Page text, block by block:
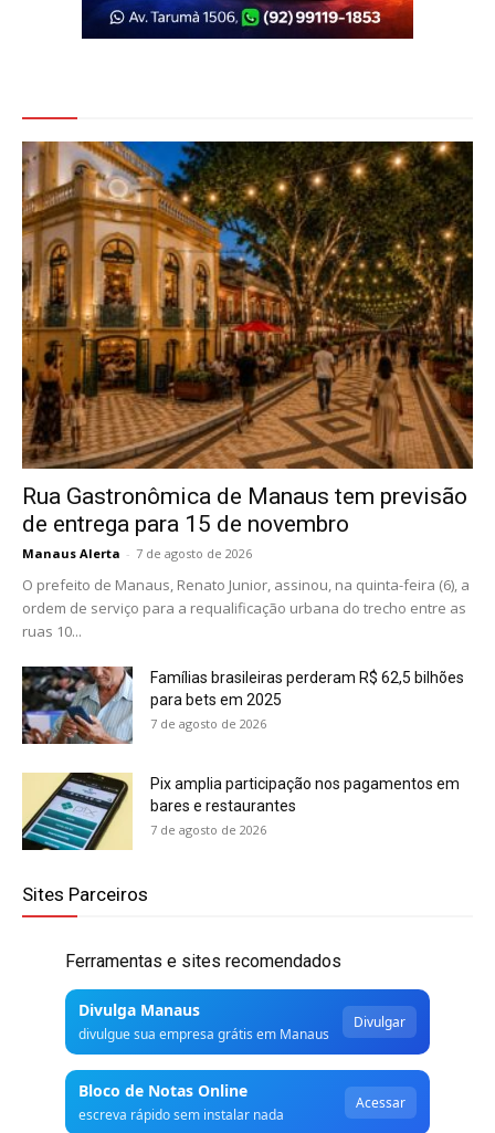
Rua Gastronômica de Manaus tem previsão
de entrega para 15 de novembro
Manaus Alerta - 7 de agosto de 2026
O prefeito de Manaus, Renato Junior, assinou, na quinta-feira (6), a
ordem de serviço para a requalificação urbana do trecho entre as
ruas 10...
Famílias brasileiras perderam R$ 62,5 bilhões
para bets em 2025
7 de agosto de 2026
Pix amplia participação nos pagamentos em
bares e restaurantes
7 de agosto de 2026
Sites Parceiros
Ferramentas e sites recomendados
Divulga Manaus
divulgue sua empresa grátis em Manaus
Divulgar
Bloco de Notas Online
escreva rápido sem instalar nada
Acessar